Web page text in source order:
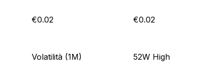
€0.02 €0.02
Volatilità (1M) 52W High